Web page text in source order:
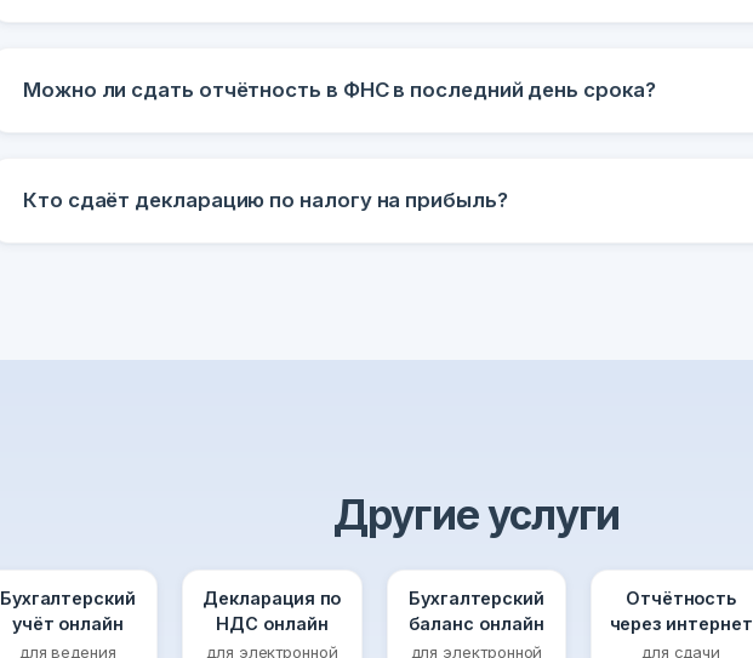
Можно ли сдать отчётность в ФНС в последний день срока?
Кто сдаёт декларацию по налогу на прибыль?
Другие услуги
Бухгалтерский
учёт онлайн
для ведения
Декларация по
НДС онлайн
для электронной
Бухгалтерский
баланс онлайн
для электронной
Отчётность
через интернет
для сдачи